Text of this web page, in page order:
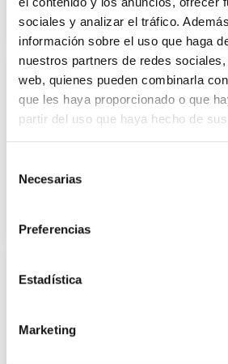
sociales y analizar el tráfico.
información sobre el uso que haga
nuestros partners de redes
web, quienes pueden combinarla
que les haya proporcionado o que
partir del uso que haya hecho de
Necesarias
Preferencias
Estadística
Marketing
Salud
cooperación entre el Sistema
la sanidad privada.
Promovemos el deporte adaptado